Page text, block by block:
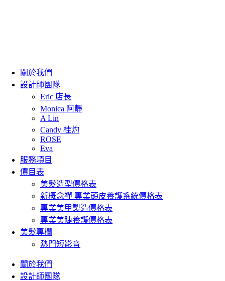
關於我們
設計師團隊
Eric 店長
Monica 阿靜
A Lin
Candy 桂灼
ROSE
Eva
服務項目
價目表
美髮造型價格表
新概念禪 專業頭皮養護系統價格表
專業美甲製造價格表
專業美睫養護價格表
美髮專欄
熱門短影音
關於我們
設計師團隊